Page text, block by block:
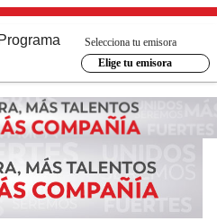
Programa
Selecciona tu emisora
Elige tu emisora